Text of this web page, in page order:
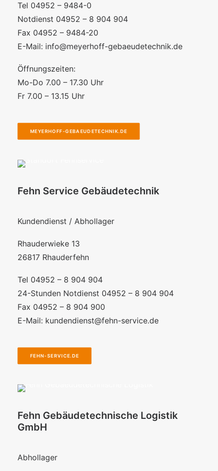
Tel 04952 – 9484-0
Notdienst 04952 – 8 904 904
Fax 04952 – 9484-20
E-Mail: info@meyerhoff-gebaeudetechnik.de
Öffnungszeiten:
Mo-Do 7.00 – 17.30 Uhr
Fr 7.00 – 13.15 Uhr
MEYERHOFF-GEBAEUDETECHNIK.DE
Fehn Service Gebäudetechnik
Kundendienst / Abhollager
Rhauderwieke 13
26817 Rhauderfehn
Tel 04952 – 8 904 904
24-Stunden Notdienst 04952 – 8 904 904
Fax 04952 – 8 904 900
E-Mail: kundendienst@fehn-service.de
FEHN-SERVICE.DE
Fehn Gebäudetechnische Logistik
GmbH
Abhollager